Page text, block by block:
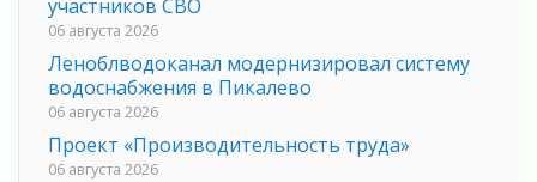
участников СВО
06 августа 2026
Леноблводоканал модернизировал систему
водоснабжения в Пикалево
06 августа 2026
Проект «Производительность труда»
06 августа 2026